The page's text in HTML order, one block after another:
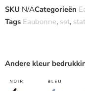
SKU N/ACategorieën
Tags Eaubonne, set,
Andere kleur